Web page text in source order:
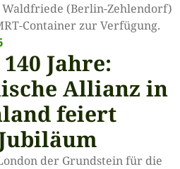
Waldfriede (Berlin-Zehlendorf)
Container zur Verfügung.
Jahre:
Allianz in
feiert
der Grundstein für die